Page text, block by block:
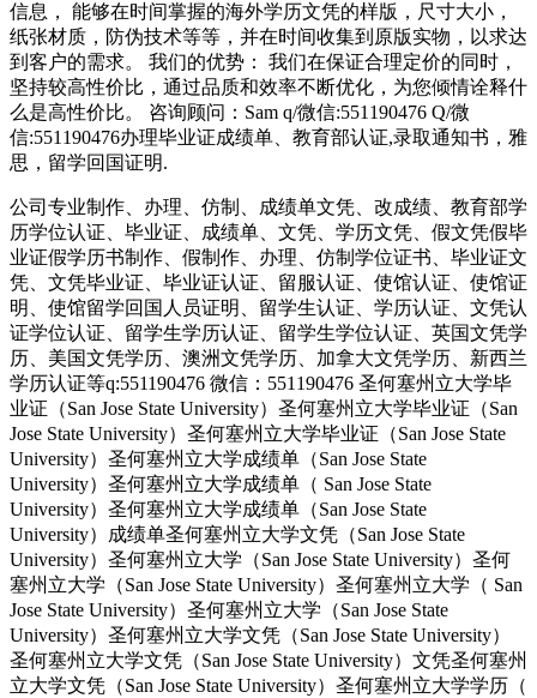
信息， 能够在时间掌握的海外学历文凭的样版，尺寸大小，
纸张材质，防伪技术等等，并在时间收集到原版实物，以求达
到客户的需求。 我们的优势： 我们在保证合理定价的同时，
坚持较高性价比，通过品质和效率不断优化，为您倾情诠释什
么是高性价比。 咨询顾问：Sam q/微信:551190476 Q/微
信:551190476办理毕业证成绩单、教育部认证,录取通知书，雅
思，留学回国证明.
公司专业制作、办理、仿制、成绩单文凭、改成绩、教育部学
历学位认证、毕业证、成绩单、文凭、学历文凭、假文凭假毕
业证假学历书制作、假制作、办理、仿制学位证书、毕业证文
凭、文凭毕业证、毕业证认证、留服认证、使馆认证、使馆证
明、使馆留学回国人员证明、留学生认证、学历认证、文凭认
证学位认证、留学生学历认证、留学生学位认证、英国文凭学
历、美国文凭学历、澳洲文凭学历、加拿大文凭学历、新西兰
学历认证等q:551190476 微信：551190476 圣何塞州立大学毕
业证（San Jose State University）圣何塞州立大学毕业证（San
Jose State University）圣何塞州立大学毕业证（San Jose State
University）圣何塞州立大学成绩单（San Jose State
University）圣何塞州立大学成绩单（ San Jose State
University）圣何塞州立大学成绩单（San Jose State
University）成绩单圣何塞州立大学文凭（San Jose State
University）圣何塞州立大学（San Jose State University）圣何
塞州立大学（San Jose State University）圣何塞州立大学（ San
Jose State University）圣何塞州立大学（San Jose State
University）圣何塞州立大学文凭（San Jose State University）
圣何塞州立大学文凭（San Jose State University）文凭圣何塞州
立大学文凭（San Jose State University）圣何塞州立大学学历（